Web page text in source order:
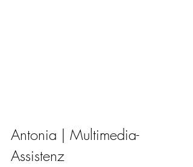
Antonia | Multimedia-
Assistenz